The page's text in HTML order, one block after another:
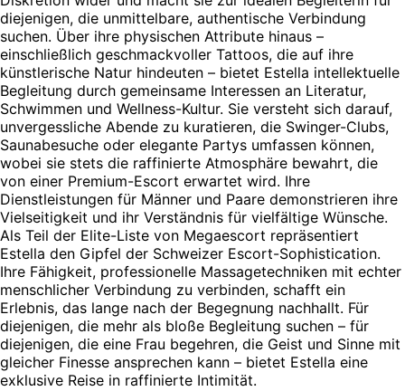
diejenigen, die unmittelbare, authentische Verbindung
suchen. Über ihre physischen Attribute hinaus –
einschließlich geschmackvoller Tattoos, die auf ihre
künstlerische Natur hindeuten – bietet Estella intellektuelle
Begleitung durch gemeinsame Interessen an Literatur,
Schwimmen und Wellness-Kultur. Sie versteht sich darauf,
unvergessliche Abende zu kuratieren, die Swinger-Clubs,
Saunabesuche oder elegante Partys umfassen können,
wobei sie stets die raffinierte Atmosphäre bewahrt, die
von einer Premium-Escort erwartet wird. Ihre
Dienstleistungen für Männer und Paare demonstrieren ihre
Vielseitigkeit und ihr Verständnis für vielfältige Wünsche.
Als Teil der Elite-Liste von Megaescort repräsentiert
Estella den Gipfel der Schweizer Escort-Sophistication.
Ihre Fähigkeit, professionelle Massagetechniken mit echter
menschlicher Verbindung zu verbinden, schafft ein
Erlebnis, das lange nach der Begegnung nachhallt. Für
diejenigen, die mehr als bloße Begleitung suchen – für
diejenigen, die eine Frau begehren, die Geist und Sinne mit
gleicher Finesse ansprechen kann – bietet Estella eine
exklusive Reise in raffinierte Intimität.